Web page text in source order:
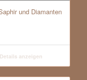
und Diamanten
Details anzeigen